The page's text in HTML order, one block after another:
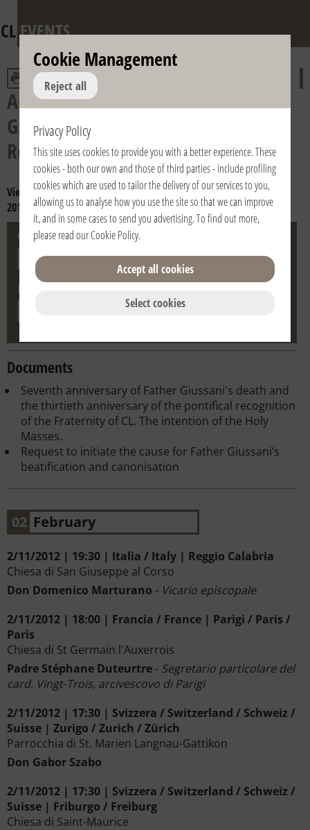
CLEVENTS
Anniversary of the death of Fr.
Giussani and of the Pontifical
Recognition of the Fraternity
View year: 2024 2023 2022 2021 2020 2019 2018 2017 2016
2015
2014 2013 2012 2011 2010 2009 2008 2007 2006
City
Date
Documents
Seventh anniversary of Father Giussani's death and
the thirtieth anniversary of the pontifical recognition
of the Fraternity of CL. The intention of the Holy
Masses.
Request to initiate the cause for Father Giussani’s
beatification and canonisation
02 February
2/11/2012 | 19:30 | Italia / Italy | Reggio Calabria
Chiesa di San Giuseppe al Corso
Don Domenico Marturano - Vicario episcopale
2/11/2012 | 18:00 | Francia / France | Parigi / Paris /
Parìs
Chiesa di St Germain l'Auxerrois
Padre Stéphane Duteurtre - Segretario particolare del
card. Vingt-Trois, arcivescovo di Parigi
2/11/2012 | 17:30 | Svizzera / Switzerland / Schweiz /
Suisse | Zurigo / Zurich / Zürich
Parrocchia di St. Marien Langnau-Gattikon
Don Gabor Szabo
2/11/2012 | 17:30 | Svizzera / Switzerland / Schweiz /
Suisse | Friburgo / Freiburg
Chiesa di Saint-Maurice
Cookie Management
Reject all
Privacy Policy
This site uses cookies to provide you with a better experience. These
cookies - both our own and those of third parties - include profiling
cookies which are used to tailor the delivery of our services to you,
allowing us to analyse how you use the site so that we can improve
it, and in some cases to send you advertising. To find out more,
please read ourCookie Policy.
Select cookies
Accept all cookies